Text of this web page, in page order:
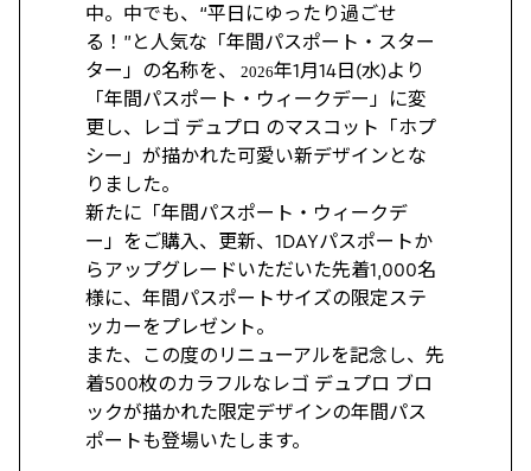
中。中でも、“平日にゆったり過ごせ
る！”と人気な「年間パスポート・スター
ター」の名称を、
2026年1月14日(水)より
「年間パスポート・ウィークデー」に変
更し、レゴ デュプロ のマスコット「ホプ
シー」が描かれた可愛い新デザインとな
りました。
新たに「年間パスポート・ウィークデ
ー」をご購入、更新、1DAYパスポートか
らアップグレードいただいた先着1,000名
様に、年間パスポートサイズの限定ステ
ッカーをプレゼント。
また、この度のリニューアルを記念し、先
着500枚のカラフルなレゴ デュプロ ブロ
ックが描かれた限定デザインの年間パス
ポートも登場いたします。